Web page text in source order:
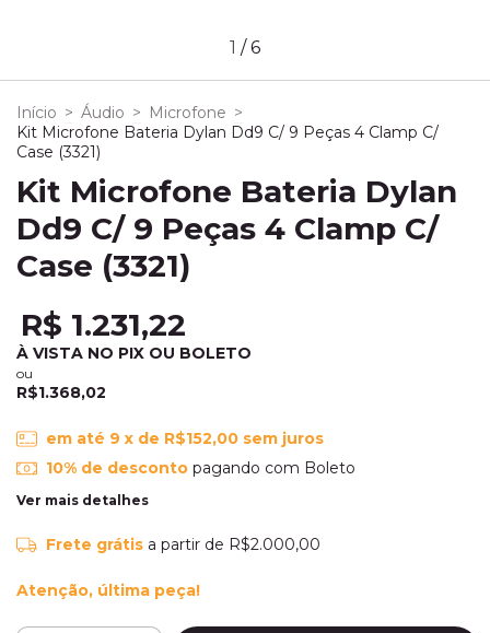
1 /6
Início > Áudio > Microfone >
Kit Microfone Bateria Dylan Dd9 C/ 9 Peças 4 Clamp C/
Case (3321)
Kit Microfone Bateria Dylan
Dd9 C/ 9 Peças 4 Clamp C/
Case (3321)
R$ 1.231,22
À VISTA NO PIX OU BOLETO
ou
R$1.368,02
em até 9 x de R$152,00 sem juros
10% de descontopagando com Boleto
Ver mais detalhes
Frete grátis a partir de R$2.000,00
Atenção, última peça!